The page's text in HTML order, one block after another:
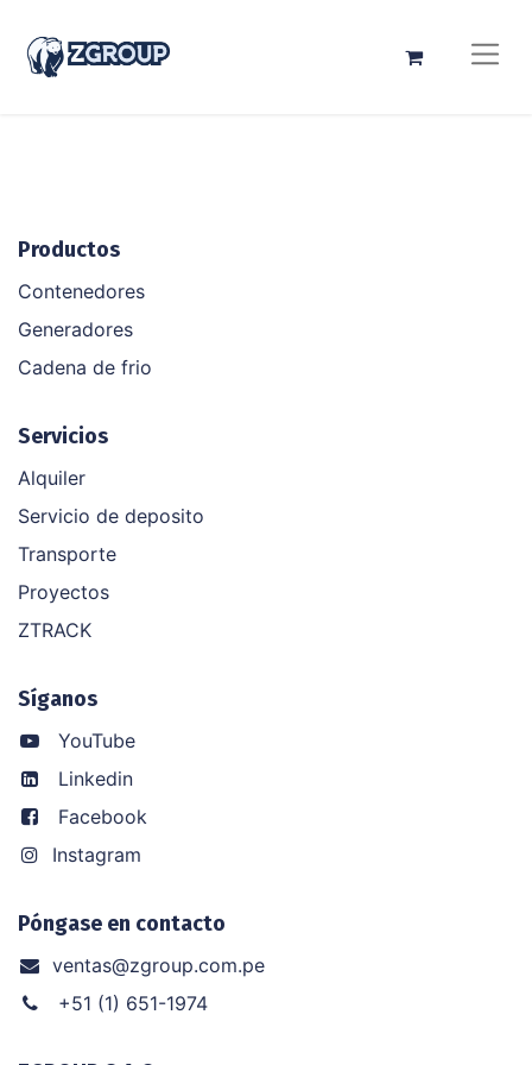
Productos
Contenedores
Generadores
Cadena de frio
Servicios
Alquiler
Servicio de deposito
Transporte
Proyectos
ZTRACK
Síganos
YouTube
Linkedin
Facebook
Instagram
Póngase en contacto
ventas@zgroup.com.pe
+51 (1) 651-1974